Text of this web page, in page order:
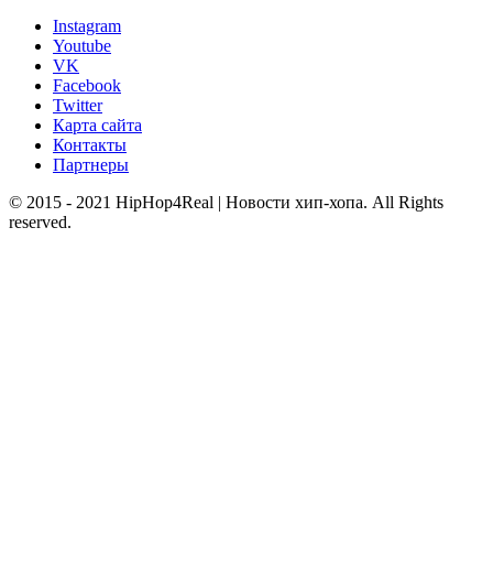
Instagram
Youtube
VK
Facebook
Twitter
Карта сайта
Контакты
Партнеры
© 2015 - 2021 HipHop4Real | Новости хип-хопа. All Rights
reserved.